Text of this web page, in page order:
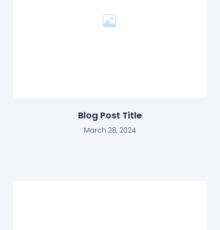
Blog Post Title
March 28, 2024